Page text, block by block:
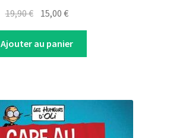
19,90€ Original
price
was:
19,90 €.
15,00€Current
price
is:
15,00 €.
Ajouter au panier